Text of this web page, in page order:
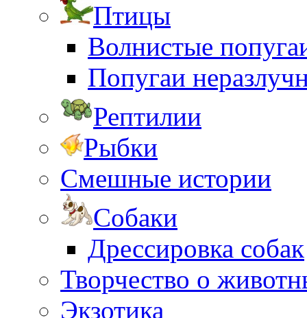
Птицы
Волнистые
Попугаи
Рептилии
Рыбки
Смешные истории
Собаки
Дрессировка собак
Творчество о
Экзотика